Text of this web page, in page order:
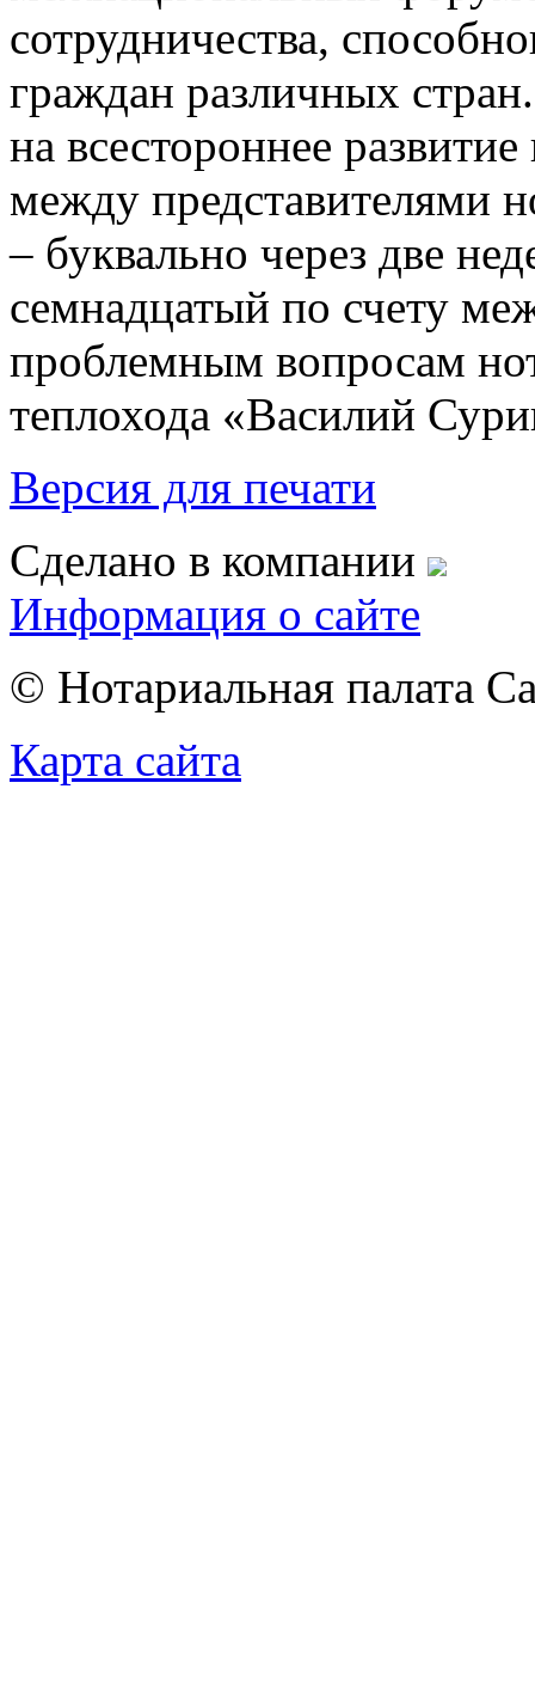
сотрудничества,
граждан различных
на всестороннее
между представителями
– буквально через две
семнадцатый по счету
проблемным вопросам
теплохода «Василий
Версия для печати
Сделано в компании
Информация о сайте
© Нотариальная палата
Карта сайта